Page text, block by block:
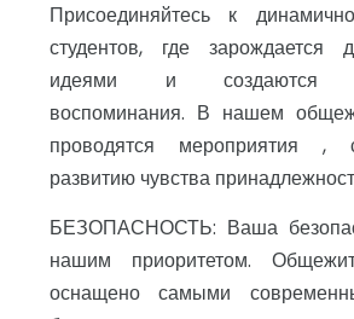
Присоединяйтесь к
студентов, где зарождается
идеями и создаются
воспоминания. В нашем
проводятся мероприятия ,
развитию чувства
БЕЗОПАСНОСТЬ: Ваша
нашим приоритетом.
оснащено самыми